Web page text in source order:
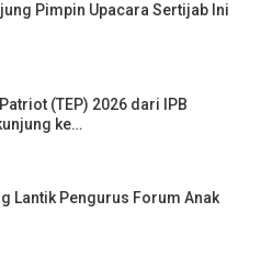
Pimpin Upacara Sertijab Ini
(TEP) 2026 dari IPB
ke…
Lantik Pengurus Forum Anak